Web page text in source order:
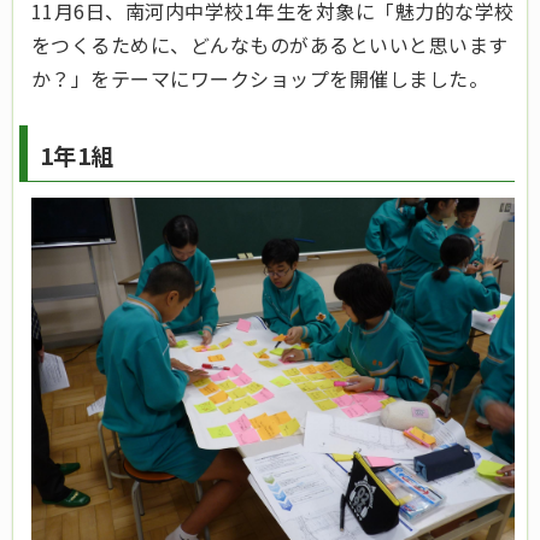
11月6日、南河内中学校1年生を対象に「魅力的な学校
をつくるために、どんなものがあるといいと思います
か？」をテーマにワークショップを開催しました。
1年1組